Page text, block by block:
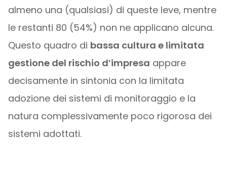
almeno una (qualsiasi) di queste leve, mentre
le restanti 80 (54%) non ne applicano alcuna.
Questo quadro di bassa cultura e limitata
gestione del rischio d’impresa appare
decisamente in sintonia con la limitata
adozione dei sistemi di monitoraggio e la
natura complessivamente poco rigorosa dei
sistemi adottati.